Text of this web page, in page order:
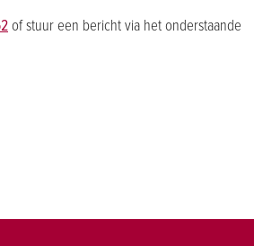
of stuur een bericht via het onderstaande